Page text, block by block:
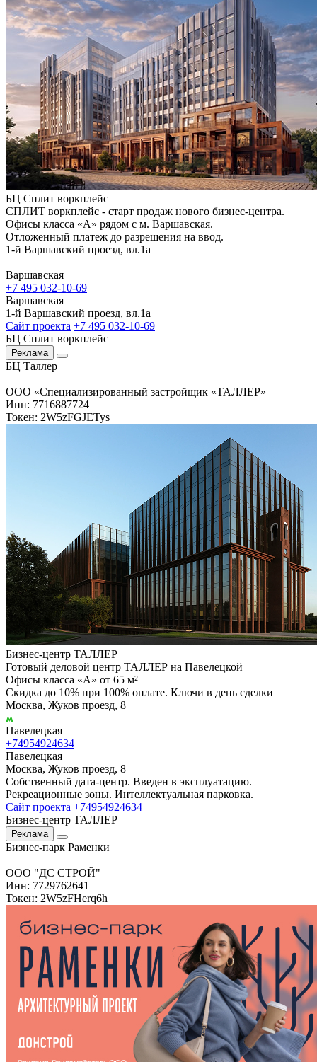
БЦ Сплит воркплейс
СПЛИТ воркплейс - старт продаж нового бизнес-центра.
Офисы класса «А» рядом с м. Варшавская.
Отложенный платеж до разрешения на ввод.
1-й Варшавский проезд, вл.1а
Варшавская
+7 495 032-10-69
Варшавская
1-й Варшавский проезд, вл.1а
Сайт проекта +7 495 032-10-69
БЦ Сплит воркплейс
Реклама
БЦ Таллер
ООО «Специализированный застройщик «ТАЛЛЕР»
Инн: 7716887724
Токен: 2W5zFGJETys
Бизнес-центр ТАЛЛЕР
Готовый деловой центр ТАЛЛЕР на Павелецкой
Офисы класса «А» от 65 м²
Скидка до 10% при 100% оплате. Ключи в день сделки
Москва, Жуков проезд, 8
Павелецкая
+74954924634
Павелецкая
Москва, Жуков проезд, 8
Собственный дата-центр. Введен в эксплуатацию.
Рекреационные зоны. Интеллектуальная парковка.
Сайт проекта +74954924634
Бизнес-центр ТАЛЛЕР
Реклама
Бизнес-парк Раменки
ООО "ДС СТРОЙ"
Инн: 7729762641
Токен: 2W5zFHerq6h